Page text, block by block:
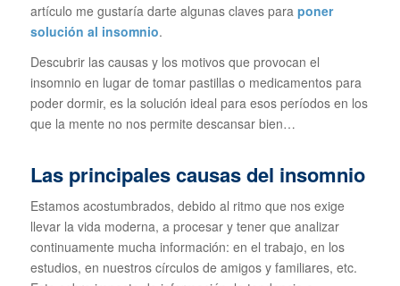
artículo me gustaría darte algunas claves para poner
solución al insomnio.
Descubrir las causas y los motivos que provocan el
insomnio en lugar de tomar pastillas o medicamentos para
poder dormir, es la solución ideal para esos períodos en los
que la mente no nos permite descansar bien…
Las principales causas del insomnio
Estamos acostumbrados, debido al ritmo que nos exige
llevar la vida moderna, a procesar y tener que analizar
continuamente mucha información: en el trabajo, en los
estudios, en nuestros círculos de amigos y familiares, etc.